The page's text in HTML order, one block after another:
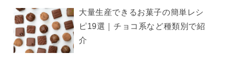
大量生産できるお菓子の簡単レシ
ピ19選｜チョコ系など種類別で紹
介